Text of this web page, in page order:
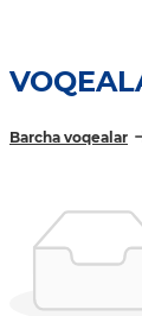
Barcha voqealar